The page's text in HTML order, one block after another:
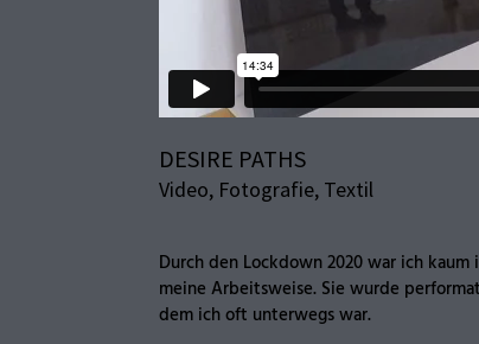
DESIRE PATHS
Video, Fotografie, Textil
Durch den Lockdown 2020 war ich
meine Arbeitsweise. Sie wurde
dem ich oft unterwegs war.